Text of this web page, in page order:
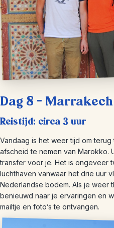
Dag 8 –
Reistijd: circa 3 uur
Vandaag is het weer tijd om
afscheid te nemen van Marokko.
transfer voor je. Het is ongeveer
luchthaven vanwaar het drie uur
Nederlandse bodem. Als je weer
benieuwd naar je ervaringen en
mailtje en foto’s te ontvangen.